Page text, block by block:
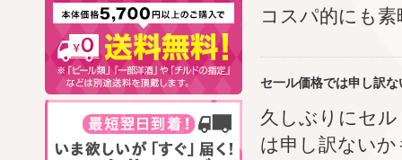
コスパ的にも
セ一ル価格では申し訳な
久しぶりにセ
は申し訳ないか